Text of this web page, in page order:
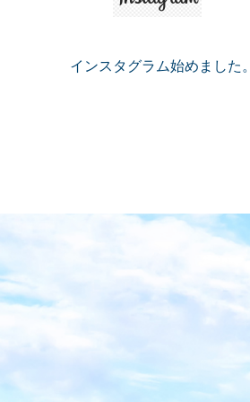
インスタグラム始めました